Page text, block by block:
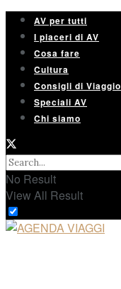
AV per tutti
I piaceri di AV
Cosa fare
Cultura
Consigli di Viaggio
Speciali AV
Chi siamo
No Result
View All Result